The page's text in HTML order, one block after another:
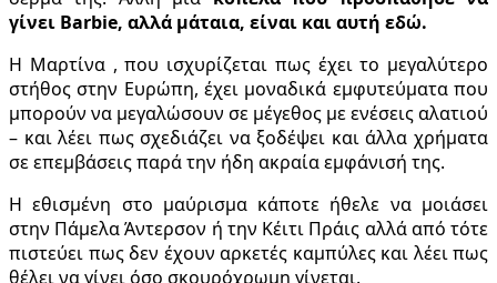
γίνει Barbie, αλλά μάταια, είναι και αυτή εδώ.
Η Μαρτίνα , που ισχυρίζεται πως έχει το μεγαλύτερο
στήθος στην Ευρώπη, έχει μοναδικά εμφυτεύματα που
μπορούν να μεγαλώσουν σε μέγεθος με ενέσεις αλατιού
– και λέει πως σχεδιάζει να ξοδέψει και άλλα χρήματα
σε επεμβάσεις παρά την ήδη ακραία εμφάνισή της.
Η εθισμένη στο μαύρισμα κάποτε ήθελε να μοιάσει
στην Πάμελα Άντερσον ή την Κέιτι Πράις αλλά από τότε
πιστεύει πως δεν έχουν αρκετές καμπύλες και λέει πως
θέλει να γίνει όσο σκουρόχρωμη γίνεται.